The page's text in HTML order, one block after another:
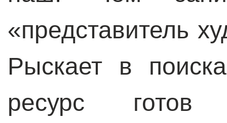
«представитель
Рыскает в
ресурс готов